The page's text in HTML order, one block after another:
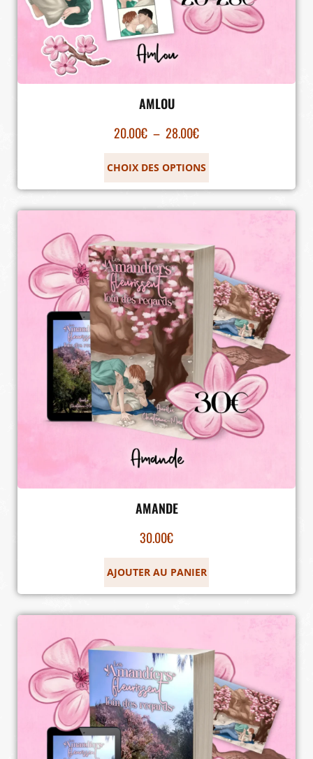
AMLOU
20.00€ – 28.00€
CHOIX DES OPTIONS
AMANDE
30.00€
AJOUTER AU PANIER